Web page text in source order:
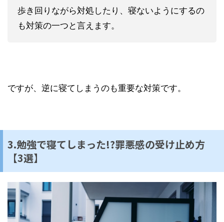
歩き回りながら対処したり、寝ないようにするの
も対策の一つと言えます。
ですが、逆に寝てしまうのも重要な対策です。
3.勉強で寝てしまった!?罪悪感の受け止め方
【3選】